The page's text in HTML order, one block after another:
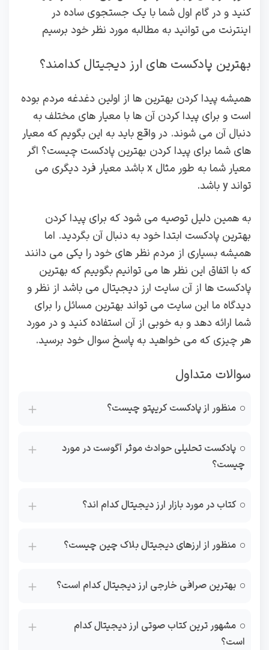
کنید و در گام اول شما با یک جستجوی ساده در
اینترنت می توانید به مطالبه مورد نظر خود برسیم
بهترین پادکست های ارز دیجیتال کدامند؟
همیشه پیدا کردن بهترین ها از اولین دغدغه مردم بوده
است و برای پیدا کردن آن ها با معیار های مختلف به
دنبال آن می‌ شوند. در واقع باید به این بگویم که معیار
های شما برای پیدا کردن بهترین پادکست چیست؟ اگر
معیار شما به طور مثال x باشد معیار فرد دیگری می
تواند y باشد.
به همین دلیل توصیه می شود که برای پیدا کردن
بهترین پادکست ابتدا خود به دنبال آن بگردید. اما
همیشه بسیاری از مردم نظر های خود را یکی می‌ دانند
که با اتفاق این نظر ها می توانیم بگوییم که بهترین
پادکست ها از آن سایت ارز دیجیتال می باشد از نظر و
دیدگاه ما این سایت می‌ تواند بهترین مسائل را برای
شما ارائه دهد و به خوبی از آن استفاده کنید و در مورد
هر چیزی که می خواهید به پاسخ سوال خود برسید.
سوالات متداول
منظور از پادکست کریپتو چیست؟
پادکست تحلیلی حوادث موثر آگوست در مورد
چیست؟
کتاب در مورد بازار ارز دیجیتال کدام اند؟
منظور از ارزهای دیجیتال بلاک چین چیست؟
بهترین صرافی خارجی ارز دیجیتال کدام است؟
مشهور ترین کتاب صوتی ارز دیجیتال کدام
است؟